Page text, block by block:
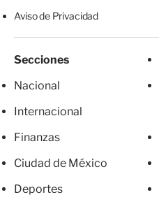
Aviso de Privacidad
Secciones
Nacional
Internacional
Finanzas
Ciudad de México
Deportes